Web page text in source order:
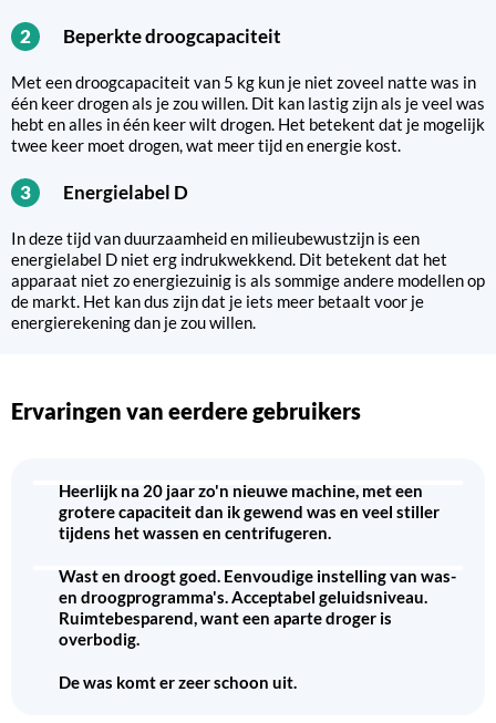
2 Beperkte droogcapaciteit
Met een droogcapaciteit van 5 kg kun je niet zoveel natte was in
één keer drogen als je zou willen. Dit kan lastig zijn als je veel was
hebt en alles in één keer wilt drogen. Het betekent dat je mogelijk
twee keer moet drogen, wat meer tijd en energie kost.
3 Energielabel D
In deze tijd van duurzaamheid en milieubewustzijn is een
energielabel D niet erg indrukwekkend. Dit betekent dat het
apparaat niet zo energiezuinig is als sommige andere modellen op
de markt. Het kan dus zijn dat je iets meer betaalt voor je
energierekening dan je zou willen.
Ervaringen van eerdere gebruikers
Heerlijk na 20 jaar zo'n nieuwe machine, met een
grotere capaciteit dan ik gewend was en veel stiller
tijdens het wassen en centrifugeren.
Wast en droogt goed. Eenvoudige instelling van was-
en droogprogramma's. Acceptabel geluidsniveau.
Ruimtebesparend, want een aparte droger is
overbodig.
De was komt er zeer schoon uit.